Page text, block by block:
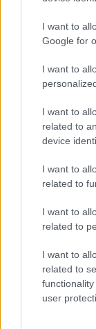
I want to
Google for
I want to
I want to
related to
device
I want to
related to
I want to
related to
I want to
related to
user
Morogtam a
kárpótlás. A -
atomjaiból